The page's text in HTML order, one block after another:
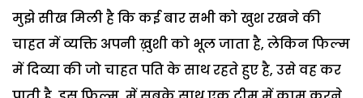
मुझे सीख मिली है कि कई बार सभी को खुश रखने की
चाहत में व्यक्ति अपनी ख़ुशी को भूल जाता है, लेकिन फिल्म
में दिव्या की जो चाहत पति के साथ रहते हुए है, उसे वह कर